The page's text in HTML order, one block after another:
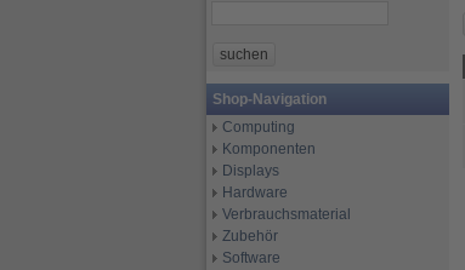
Shop-Navigation
Computing
Komponenten
Displays
Hardware
Verbrauchsmaterial
Zubehör
Software